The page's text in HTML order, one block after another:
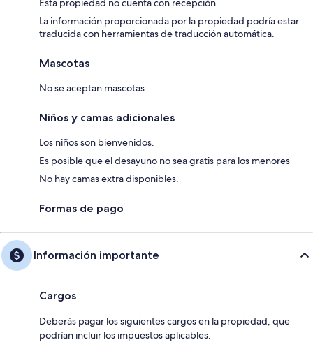
Esta propiedad no cuenta con recepción.
La información proporcionada por la propiedad podría estar
traducida con herramientas de traducción automática.
Mascotas
No se aceptan mascotas
Niños y camas adicionales
Los niños son bienvenidos.
Es posible que el desayuno no sea gratis para los menores
No hay camas extra disponibles.
Formas de pago
Información importante
Cargos
Deberás pagar los siguientes cargos en la propiedad, que
podrían incluir los impuestos aplicables: